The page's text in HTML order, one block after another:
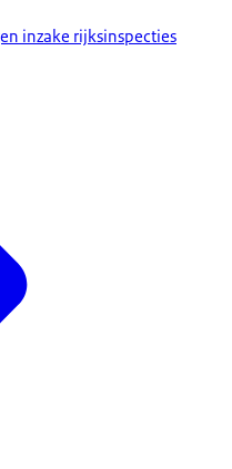
inzake rijksinspecties